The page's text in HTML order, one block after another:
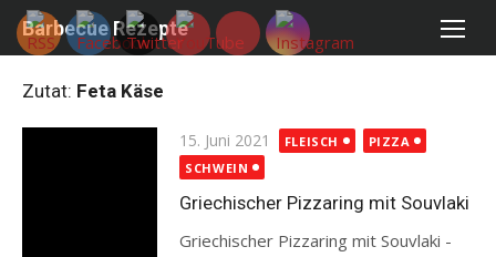
Skip
Barbecue Rezepte
Zutat: Feta Käse
Posted
on
15. Juni 2021 FLEISCH
PIZZA
SCHWEIN
Griechischer Pizzaring mit Souvlaki
Griechischer Pizzaring mit Souvlaki -